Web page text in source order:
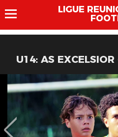
LIGUE
U14: AS